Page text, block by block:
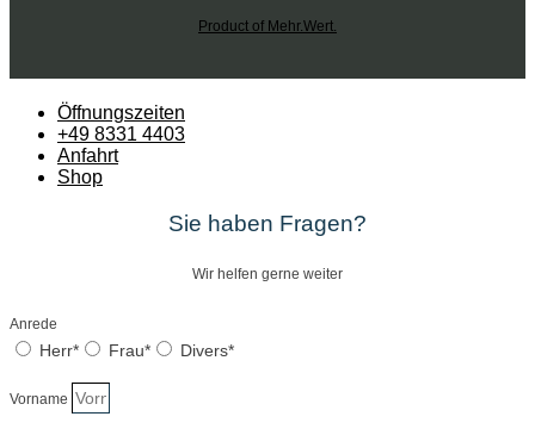
Product of Mehr.Wert.
Öffnungszeiten
+49 8331 4403
Anfahrt
Shop
Sie haben Fragen?
Wir helfen gerne weiter
Anrede
Herr* Frau* Divers*
Vorname